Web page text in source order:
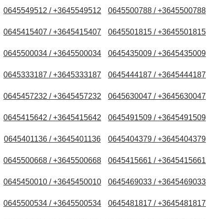
0645549512 / +3645549512 0645500788 / +3645500788
0645415407 / +3645415407 0645501815 / +3645501815
0645500034 / +3645500034 0645435009 / +3645435009
0645333187 / +3645333187 0645444187 / +3645444187
0645457232 / +3645457232 0645630047 / +3645630047
0645415642 / +3645415642 0645491509 / +3645491509
0645401136 / +3645401136 0645404379 / +3645404379
0645500668 / +3645500668 0645415661 / +3645415661
0645450010 / +3645450010 0645469033 / +3645469033
0645500534 / +3645500534 0645481817 / +3645481817